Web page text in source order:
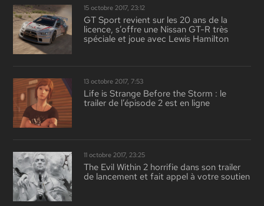
15 octobre 2017, 23:12
GT Sport revient sur les 20 ans de la
licence, s’offre une Nissan GT-R très
spéciale et joue avec Lewis Hamilton
13 octobre 2017, 7:53
Life is Strange Before the Storm : le
trailer de l’épisode 2 est en ligne
11 octobre 2017, 23:25
The Evil Within 2 horrifie dans son trailer
de lancement et fait appel à votre soutien